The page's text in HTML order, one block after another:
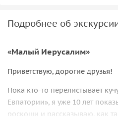
Подробнее об
«Малый Иерусалим»
Приветствую, дорогие друзья!
Пока кто‑то перелистывает
Евпатории», я уже 10 лет
роскоши и рассказываю, как